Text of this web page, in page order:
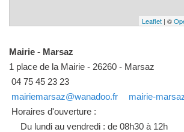
Leaflet | ©
Mairie - Marsaz
1 place de la Mairie - 26260 - Marsaz
04 75 45 23 23
mairiemarsaz@wanadoo.fr
mairie-
Horaires d'ouverture :
Du lundi au vendredi : de 08h30 à 12h